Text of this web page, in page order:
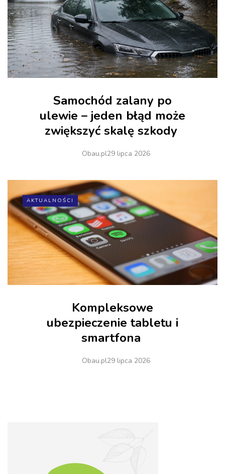
Samochód zalany po
ulewie – jeden błąd może
zwiększyć skalę szkody
Obau.pl29 lipca 2026
AKTUALNOŚCI
Kompleksowe
ubezpieczenie tabletu i
smartfona
Obau.pl29 lipca 2026